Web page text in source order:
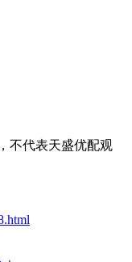
不代表天盛优配观